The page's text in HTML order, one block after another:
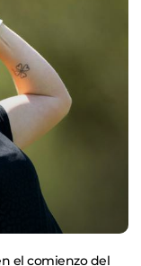
el comienzo del